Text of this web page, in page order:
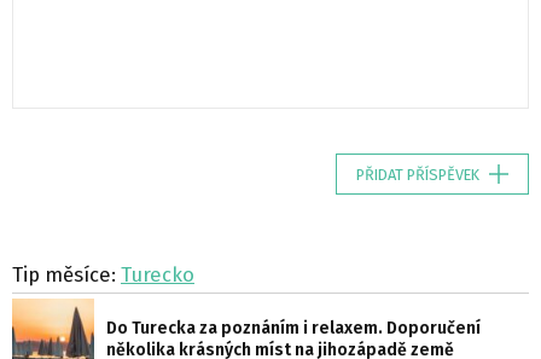
PŘIDAT PŘÍSPĚVEK
Tip měsíce: Turecko
Do Turecka za poznáním i relaxem. Doporučení
několika krásných míst na jihozápadě země